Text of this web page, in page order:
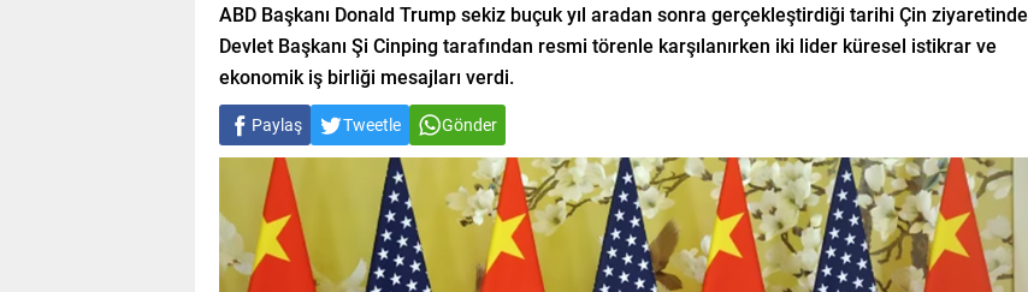
ABD Başkanı Donald Trump sekiz buçuk yıl aradan sonra gerçekleştirdiği tarihi Çin ziyaretinde
Devlet Başkanı Şi Cinping tarafından resmi törenle karşılanırken iki lider küresel istikrar ve
ekonomik iş birliği mesajları verdi.
Paylaş Tweetle Gönder